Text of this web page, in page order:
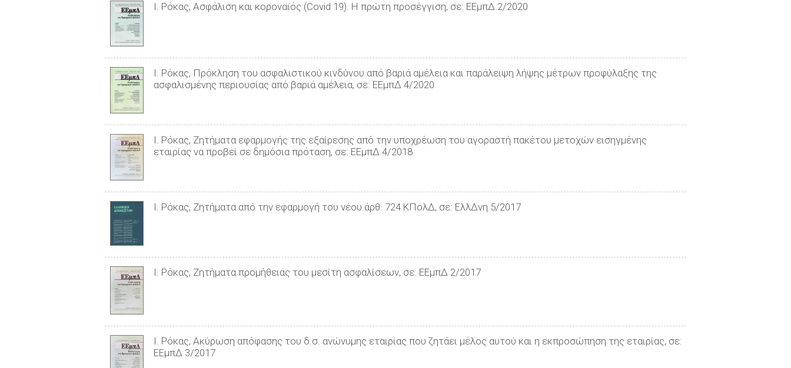
Ι. Ρόκας, Ασφάλιση και κοροναϊός (Covid 19). Η πρώτη προσέγγιση, σε: ΕΕμπΔ 2/2020
Ι. Ρόκας, Πρόκληση του ασφαλιστικού κινδύνου από βαριά αμέλεια και παράλειψη λήψης μέτρων προφύλαξης της
ασφαλισμένης περιουσίας από βαριά αμέλεια, σε: ΕΕμπΔ 4/2020
Ι. Ρόκας, Ζητήματα εφαρμογής της εξαίρεσης από την υποχρέωση του αγοραστή πακέτου μετοχών εισηγμένης
εταιρίας να προβεί σε δημόσια πρόταση, σε: ΕΕμπΔ 4/2018
Ι. Ρόκας, Ζητήματα από την εφαρμογή του νέου άρθ. 724 ΚΠολΔ, σε: ΕλλΔνη 5/2017
Ι. Ρόκας, Ζητήματα προμήθειας του μεσίτη ασφαλίσεων, σε: ΕΕμπΔ 2/2017
Ι. Ρόκας, Ακύρωση απόφασης του δ.σ. ανώνυμης εταιρίας που ζητάει μέλος αυτού και η εκπροσώπηση της εταιρίας, σε:
ΕΕμπΔ 3/2017